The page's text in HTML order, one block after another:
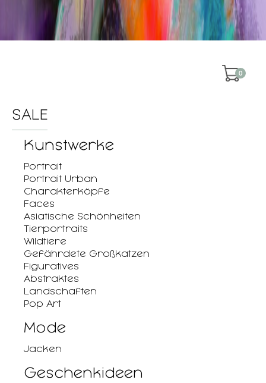
0
SALE
Kunstwerke
Portrait
Portrait Urban
Charakterköpfe
Faces
Asiatische Schönheiten
Tierportraits
Wildtiere
Gefährdete Großkatzen
Figuratives
Abstraktes
Landschaften
Pop Art
Mode
Jacken
Geschenkideen